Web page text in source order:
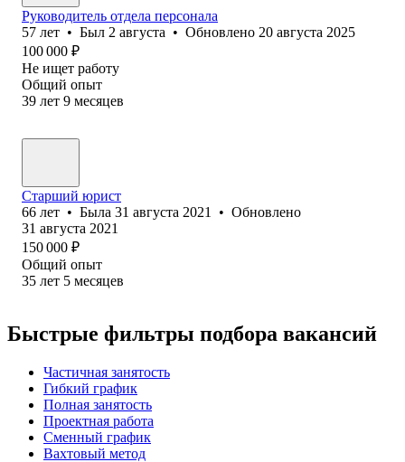
Руководитель отдела персонала
57 лет • Был 2 августа • Обновлено 20 августа 2025
100 000 ₽
Не ищет работу
Общий опыт
39 лет 9 месяцев
Старший юрист
66 лет • Была 31 августа 2021 • Обновлено
31 августа 2021
150 000 ₽
Общий опыт
35 лет 5 месяцев
Быстрые фильтры подбора вакансий
Частичная занятость
Гибкий график
Полная занятость
Проектная работа
Сменный график
Вахтовый метод